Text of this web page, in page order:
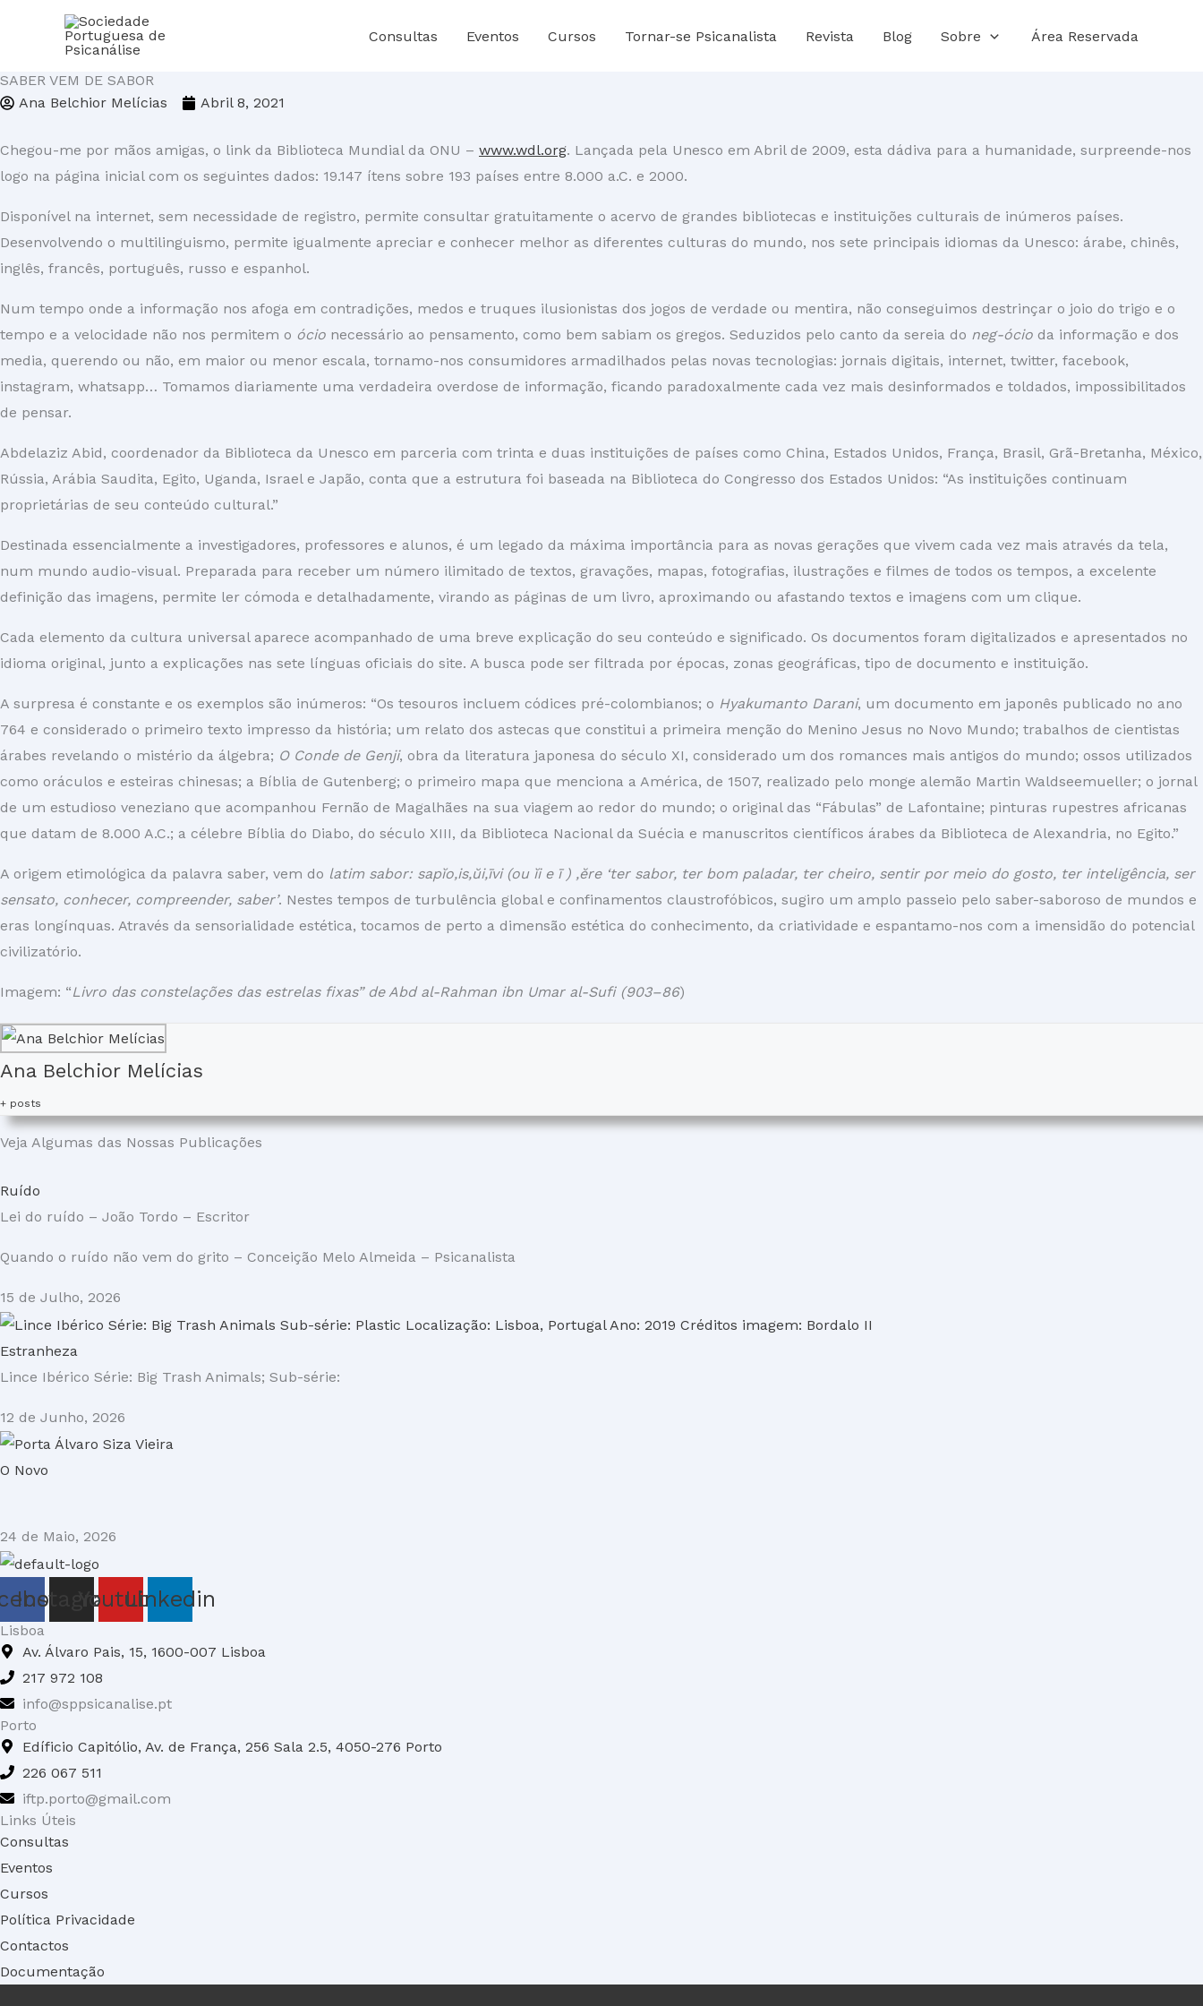
Consultas Eventos Cursos Tornar-se Psicanalista Revista Blog Sobre Área Reservada
SABER VEM DE SABOR
Ana Belchior Melícias
Abril 8, 2021
Chegou-me por mãos amigas, o link da Biblioteca Mundial da ONU – www.wdl.org. Lançada pela Unesco em Abril de 2009, esta dádiva para a humanidade, surpreende-nos
logo na página inicial com os seguintes dados: 19.147 ítens sobre 193 países entre 8.000 a.C. e 2000.
Disponível na internet, sem necessidade de registro, permite consultar gratuitamente o acervo de grandes bibliotecas e instituições culturais de inúmeros países.
Desenvolvendo o multilinguismo, permite igualmente apreciar e conhecer melhor as diferentes culturas do mundo, nos sete principais idiomas da Unesco: árabe, chinês,
inglês, francês, português, russo e espanhol.
Num tempo onde a informação nos afoga em contradições, medos e truques ilusionistas dos jogos de verdade ou mentira, não conseguimos destrinçar o joio do trigo e o
tempo e a velocidade não nos permitem o ócio necessário ao pensamento, como bem sabiam os gregos. Seduzidos pelo canto da sereia do neg-ócio da informação e dos
media, querendo ou não, em maior ou menor escala, tornamo-nos consumidores armadilhados pelas novas tecnologias: jornais digitais, internet, twitter, facebook,
instagram, whatsapp… Tomamos diariamente uma verdadeira overdose de informação, ficando paradoxalmente cada vez mais desinformados e toldados, impossibilitados
de pensar.
Abdelaziz Abid, coordenador da Biblioteca da Unesco em parceria com trinta e duas instituições de países como China, Estados Unidos, França, Brasil, Grã-Bretanha, México,
Rússia, Arábia Saudita, Egito, Uganda, Israel e Japão, conta que a estrutura foi baseada na Biblioteca do Congresso dos Estados Unidos: “As instituições continuam
proprietárias de seu conteúdo cultural.”
Destinada essencialmente a investigadores, professores e alunos, é um legado da máxima importância para as novas gerações que vivem cada vez mais através da tela,
num mundo audio-visual. Preparada para receber um número ilimitado de textos, gravações, mapas, fotografias, ilustrações e filmes de todos os tempos, a excelente
definição das imagens, permite ler cómoda e detalhadamente, virando as páginas de um livro, aproximando ou afastando textos e imagens com um clique.
Cada elemento da cultura universal aparece acompanhado de uma breve explicação do seu conteúdo e significado. Os documentos foram digitalizados e apresentados no
idioma original, junto a explicações nas sete línguas oficiais do site. A busca pode ser filtrada por épocas, zonas geográficas, tipo de documento e instituição.
A surpresa é constante e os exemplos são inúmeros: “Os tesouros incluem códices pré-colombianos; o Hyakumanto Darani, um documento em japonês publicado no ano
764 e considerado o primeiro texto impresso da história; um relato dos astecas que constitui a primeira menção do Menino Jesus no Novo Mundo; trabalhos de cientistas
árabes revelando o mistério da álgebra; O Conde de Genji, obra da literatura japonesa do século XI, considerado um dos romances mais antigos do mundo; ossos utilizados
como oráculos e esteiras chinesas; a Bíblia de Gutenberg; o primeiro mapa que menciona a América, de 1507, realizado pelo monge alemão Martin Waldseemueller; o jornal
de um estudioso veneziano que acompanhou Fernão de Magalhães na sua viagem ao redor do mundo; o original das “Fábulas” de Lafontaine; pinturas rupestres africanas
que datam de 8.000 A.C.; a célebre Bíblia do Diabo, do século XIII, da Biblioteca Nacional da Suécia e manuscritos científicos árabes da Biblioteca de Alexandria, no Egito.”
A origem etimológica da palavra saber, vem do latim sabor: sapĭo,is,ŭi,īvi (ou ĭi e ī ) ,ĕre ‘ter sabor, ter bom paladar, ter cheiro, sentir por meio do gosto, ter inteligência, ser
sensato, conhecer, compreender, saber’. Nestes tempos de turbulência global e confinamentos claustrofóbicos, sugiro um amplo passeio pelo saber-saboroso de mundos e
eras longínquas. Através da sensorialidade estética, tocamos de perto a dimensão estética do conhecimento, da criatividade e espantamo-nos com a imensidão do potencial
civilizatório.
Imagem: “Livro das constelações das estrelas fixas” de Abd al-Rahman ibn Umar al-Sufi (903–86)
Ana Belchior Melícias
+ posts
Veja Algumas das Nossas Publicações
Ruído
Lei do ruído – João Tordo – Escritor
Quando o ruído não vem do grito – Conceição Melo Almeida – Psicanalista
15 de Julho, 2026
Estranheza
Lince Ibérico Série: Big Trash Animals; Sub-série:
12 de Junho, 2026
O Novo
24 de Maio, 2026
InstagramYoutube
Linkedin
Lisboa
Av. Álvaro Pais, 15, 1600-007 Lisboa
217 972 108
info@sppsicanalise.pt
Porto
Edíficio Capitólio, Av. de França, 256 Sala 2.5, 4050-276 Porto
226 067 511
iftp.porto@gmail.com
Links Úteis
Consultas
Eventos
Cursos
Política Privacidade
Contactos
Documentação